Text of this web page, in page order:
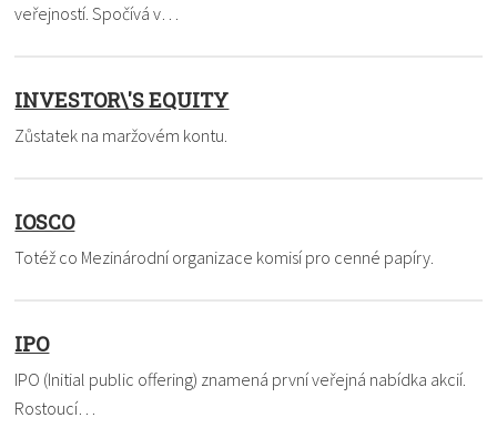
veřejností. Spočívá v…
INVESTOR\'S EQUITY
Zůstatek na maržovém kontu.
IOSCO
Totéž co Mezinárodní organizace komisí pro cenné papíry.
IPO
IPO (Initial public offering) znamená první veřejná nabídka akcií.
Rostoucí…